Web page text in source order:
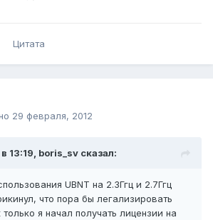
Цитата
29 февраля, 2012
13:19, boris_sv сказал:
UBNT на 2.3Ггц и 2.7Ггц
что пора бы легализировать
я начал получать лицензии на